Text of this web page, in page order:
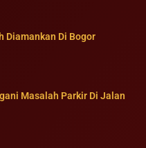
Diamankan Di Bogor
Masalah Parkir Di Jalan